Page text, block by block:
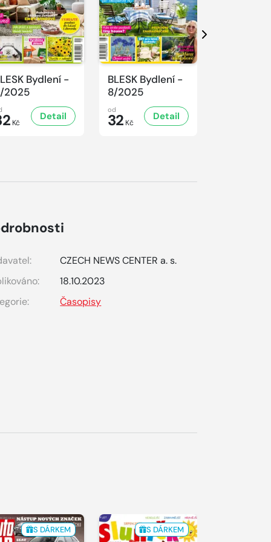
Bydlení -
2025
Kč
Detail
BLESK Bydlení -
8/2025
od
32 Kč
Detail
Další
CZECH NEWS CENTER a. s.
18.10.2023
Časopisy
S DÁRKEM S DÁRKEM